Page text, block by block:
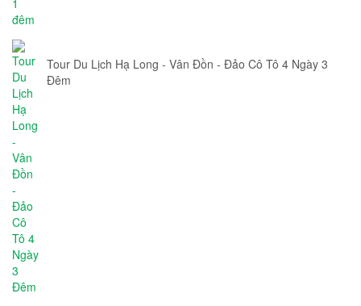
Tour Du Lịch Hạ Long - Vân Đồn - Đảo Cô Tô 4 Ngày 3
Đêm